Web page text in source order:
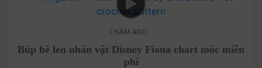
1 NĂM AGO
Búp bê len nhân vật Disney Fiona chart móc miễn
phí